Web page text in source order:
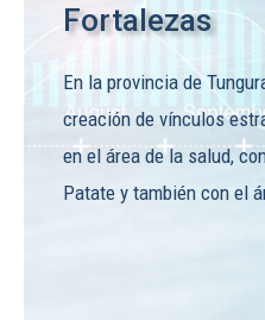
Fortalezas
En la provincia de
creación de vínculos
en el área de la salud,
Patate y también con el